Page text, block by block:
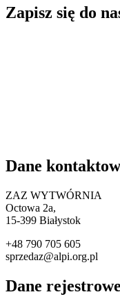
Zapisz się do
Dane
ZAZ WYTWÓRNIA
Octowa 2a,
15-399 Białystok
+48 790 705 605
sprzedaz@alpi.org.pl
Dane rejestrowe